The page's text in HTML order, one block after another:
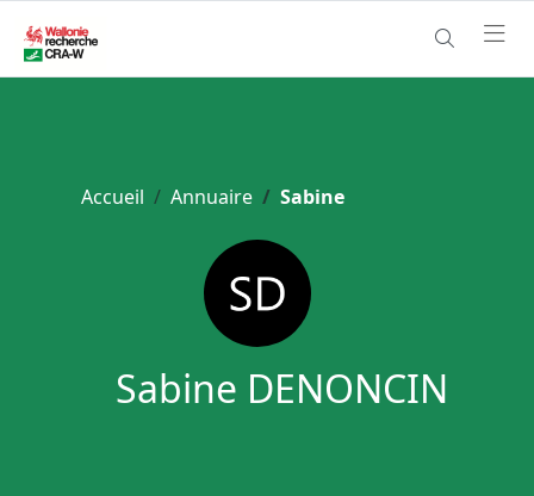
Accueil Annuaire Sabine
Sabine DENONCIN